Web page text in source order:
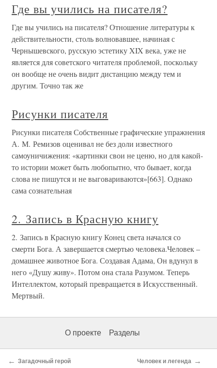
Где вы учились на писателя?
Где вы учились на писателя? Отношение литературы к
действительности, столь волновавшее, начиная с
Чернышевского, русскую эстетику XIX века, уже не
является для советского читателя проблемой, поскольку
он вообще не очень видит дистанцию между тем и
другим. Точно так же
Рисунки писателя
Рисунки писателя Собственные графические упражнения
А. М. Ремизов оценивал не без доли известного
самоуничижения: «картинки свои не ценю, но для какой-
то истории может быть любопытно, что бывает, когда
слова не пишутся и не выговариваются»[663]. Однако
сама сознательная
2. Запись в Красную книгу
2. Запись в Красную книгу Конец света начался со
смерти Бога. А завершается смертью человека.Человек –
домашнее животное Бога. Создавая Адама, Он вдунул в
него «Душу живу». Потом она стала Разумом. Теперь
Интеллектом, который превращается в Искусственный.
Мертвый.
О проекте Разделы
← Загадочный герой Человек и легенда →